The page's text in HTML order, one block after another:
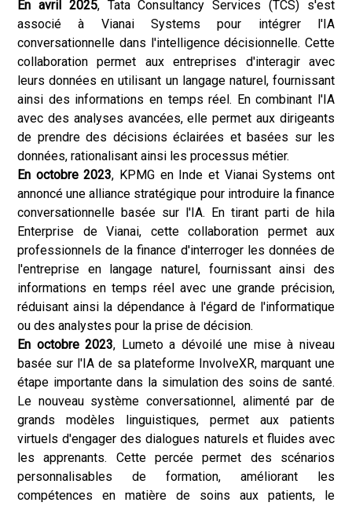
En avril 2025, Tata Consultancy Services (TCS) s'est
associé à Vianai Systems pour intégrer l'IA
conversationnelle dans l'intelligence décisionnelle. Cette
collaboration permet aux entreprises d'interagir avec
leurs données en utilisant un langage naturel, fournissant
ainsi des informations en temps réel. En combinant l'IA
avec des analyses avancées, elle permet aux dirigeants
de prendre des décisions éclairées et basées sur les
données, rationalisant ainsi les processus métier.
En octobre 2023, KPMG en Inde et Vianai Systems ont
annoncé une alliance stratégique pour introduire la finance
conversationnelle basée sur l'IA. En tirant parti de hila
Enterprise de Vianai, cette collaboration permet aux
professionnels de la finance d'interroger les données de
l'entreprise en langage naturel, fournissant ainsi des
informations en temps réel avec une grande précision,
réduisant ainsi la dépendance à l'égard de l'informatique
ou des analystes pour la prise de décision.
En octobre 2023, Lumeto a dévoilé une mise à niveau
basée sur l'IA de sa plateforme InvolveXR, marquant une
étape importante dans la simulation des soins de santé.
Le nouveau système conversationnel, alimenté par de
grands modèles linguistiques, permet aux patients
virtuels d'engager des dialogues naturels et fluides avec
les apprenants. Cette percée permet des scénarios
personnalisables de formation, améliorant les
compétences en matière de soins aux patients, le